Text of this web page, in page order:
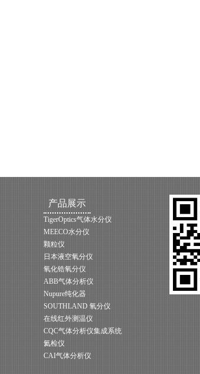
产品展示
TigerOptics气体水分仪
MEECO水分仪
颗粒仪
日本液空氧分仪
氧化锆氧分仪
ABB气体分析仪
Nupure纯化器
SOUTHLAND 氧分仪
在线红外测温仪
CQC气体分析仪集成系统
氦检仪
CAI气体分析仪